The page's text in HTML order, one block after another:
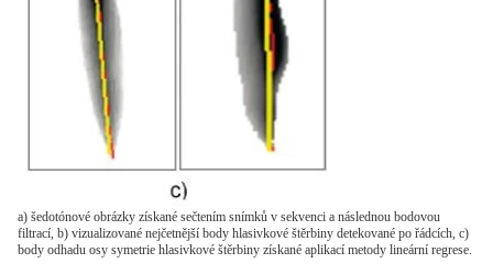
a) šedotónové obrázky získané sečtením snímků v sekvenci a následnou bodovou
filtrací, b) vizualizované nejčetnější body hlasivkové štěrbiny detekované po řádcích, c)
body odhadu osy symetrie hlasivkové štěrbiny získané aplikací metody lineární regrese.